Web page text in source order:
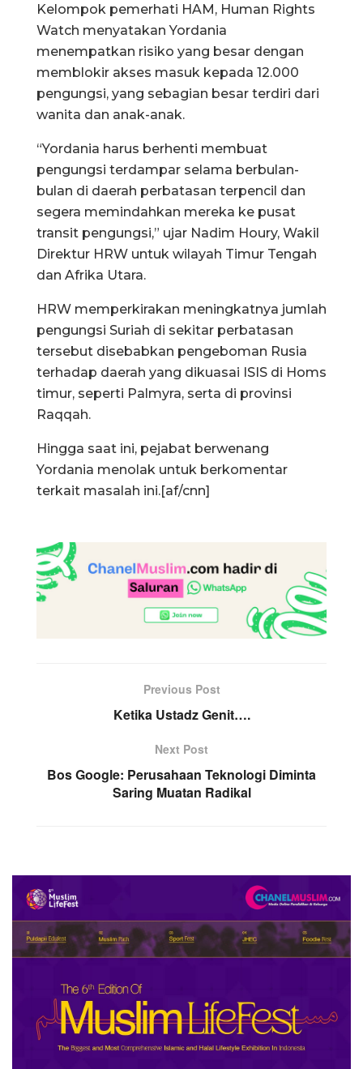
Kelompok pemerhati HAM, Human Rights
Watch menyatakan Yordania
menempatkan risiko yang besar dengan
memblokir akses masuk kepada 12.000
pengungsi, yang sebagian besar terdiri dari
wanita dan anak-anak.
“Yordania harus berhenti membuat
pengungsi terdampar selama berbulan-
bulan di daerah perbatasan terpencil dan
segera memindahkan mereka ke pusat
transit pengungsi,” ujar Nadim Houry, Wakil
Direktur HRW untuk wilayah Timur Tengah
dan Afrika Utara.
HRW memperkirakan meningkatnya jumlah
pengungsi Suriah di sekitar perbatasan
tersebut disebabkan pengeboman Rusia
terhadap daerah yang dikuasai ISIS di Homs
timur, seperti Palmyra, serta di provinsi
Raqqah.
Hingga saat ini, pejabat berwenang
Yordania menolak untuk berkomentar
terkait masalah ini.[af/cnn]
Previous Post
Ketika Ustadz Genit….
Next Post
Bos Google: Perusahaan Teknologi Diminta
Saring Muatan Radikal